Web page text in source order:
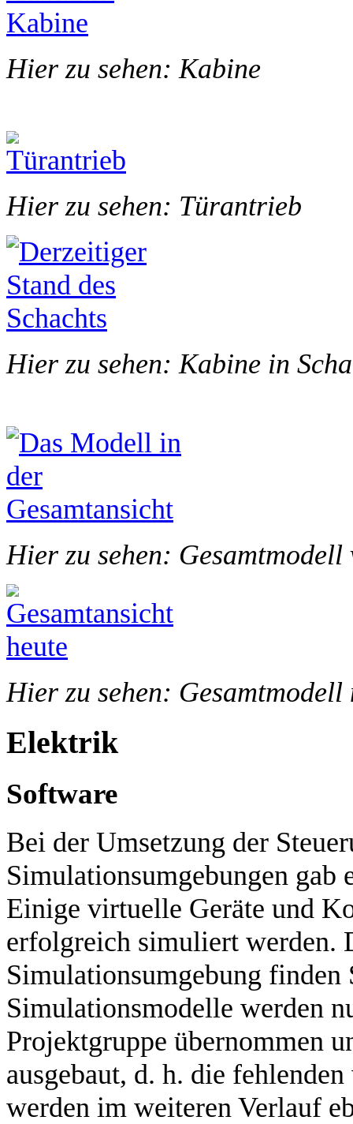
Hier zu sehen: Kabine
Hier zu sehen: Türantrieb
Hier zu sehen: Kabine in
Hier zu sehen: Gesamtmodell
Hier zu sehen: Gesamtmodell
Elektrik
Software
Bei der Umsetzung der
Simulationsumgebungen gab
Einige virtuelle Geräte und
erfolgreich simuliert werden.
Simulationsumgebung finden
Simulationsmodelle werden
Projektgruppe übernommen
ausgebaut, d. h. die
werden im weiteren Verlauf